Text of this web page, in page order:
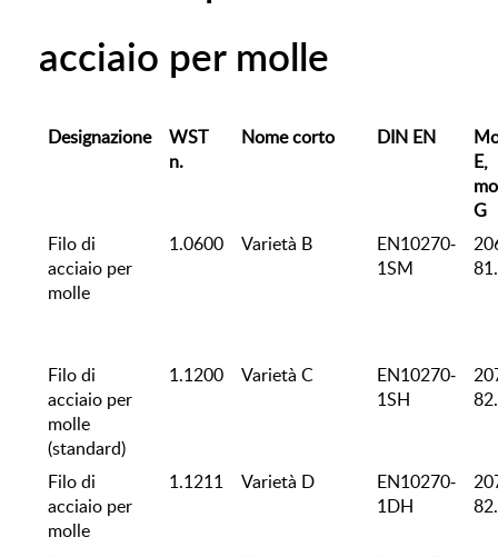
acciaio per molle
Designazione
WST
n.
Nome corto DIN EN
E,
G
Filo di
acciaio per
molle
1.0600 Varietà B
EN10270-
1SM
Filo di
acciaio per
molle
(standard)
1.1200 Varietà C
EN10270-
1SH
Filo di
acciaio per
molle
1.1211 Varietà D
EN10270-
1DH